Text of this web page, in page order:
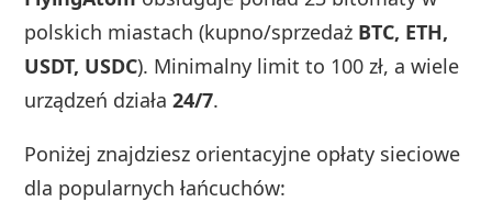
polskich miastach (kupno/sprzedaż BTC, ETH,
USDT, USDC). Minimalny limit to 100 zł, a wiele
urządzeń działa24/7.
Poniżej znajdziesz orientacyjne opłaty sieciowe
dla popularnych łańcuchów: